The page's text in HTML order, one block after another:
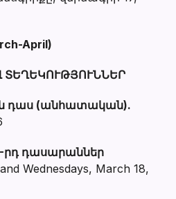
April)
դաս (անհատական).
րդ դասարաններ
Wednesdays, March 18,